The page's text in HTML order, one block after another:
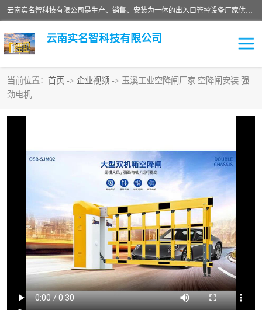
云南实名智科技有限公司是生产、销售、安装为一体的出入口管控设备厂家供应商。主营:电动伸缩门、道闸、广告道闸、重型空降闸、车牌识别、门禁通道、升降柱、岗亭、旗杆等智能设备。主营产品: 电动伸缩门,道闸门禁,车牌识别 生产、销售、安装为一体的出入口管控设备厂家源头供应商。
云南实名智科技有限公司
当前位置： 首页 -> 企业视频 -> 玉溪工业空降闸厂家 空降闸安装 强
劲电机
车牌识别门系列
升降门系列 通道闸系列
伸缩门